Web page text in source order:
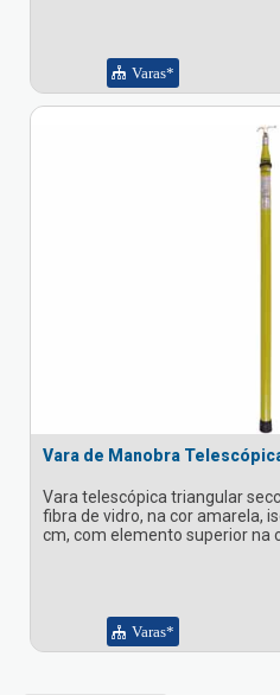
Varas*
Vara de Manobra
Vara telescópica triangular
fibra de vidro, na cor amarela,
cm, com elemento superior na
Varas*